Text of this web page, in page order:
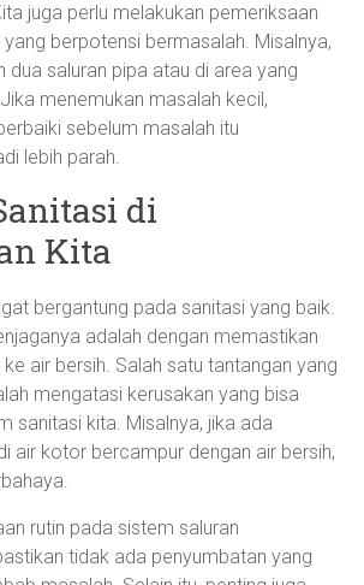
juga perlu melakukan pemeriksaan
berpotensi bermasalah. Misalnya,
dua saluran pipa atau di area yang
menemukan masalah kecil,
sebelum masalah itu
lebih parah.
di
Kita
bergantung pada sanitasi yang baik.
adalah dengan memastikan
air bersih. Salah satu tantangan yang
mengatasi kerusakan yang bisa
sanitasi kita. Misalnya, jika ada
air kotor bercampur dengan air bersih,
rutin pada sistem saluran
tidak ada penyumbatan yang